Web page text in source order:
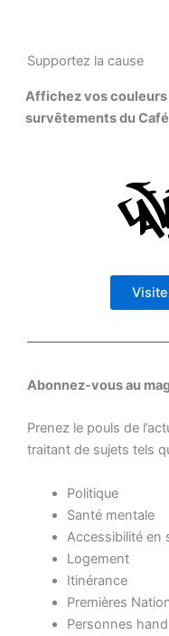
Supportez la cause
Affichez vos
survêtements du
Abonnez-vous au
Prenez le pouls de
traitant de sujets tels
Politique
Santé mentale
Accessibilité en
Logement
Itinérance
Premières
Personnes